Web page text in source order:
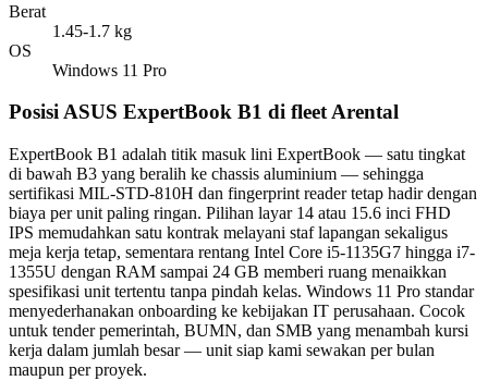
Berat
1.45-1.7 kg
OS
Windows 11 Pro
Posisi ASUS ExpertBook B1 di fleet Arental
ExpertBook B1 adalah titik masuk lini ExpertBook — satu tingkat
di bawah B3 yang beralih ke chassis aluminium — sehingga
sertifikasi MIL-STD-810H dan fingerprint reader tetap hadir dengan
biaya per unit paling ringan. Pilihan layar 14 atau 15.6 inci FHD
IPS memudahkan satu kontrak melayani staf lapangan sekaligus
meja kerja tetap, sementara rentang Intel Core i5-1135G7 hingga i7-
1355U dengan RAM sampai 24 GB memberi ruang menaikkan
spesifikasi unit tertentu tanpa pindah kelas. Windows 11 Pro standar
menyederhanakan onboarding ke kebijakan IT perusahaan. Cocok
untuk tender pemerintah, BUMN, dan SMB yang menambah kursi
kerja dalam jumlah besar — unit siap kami sewakan per bulan
maupun per proyek.